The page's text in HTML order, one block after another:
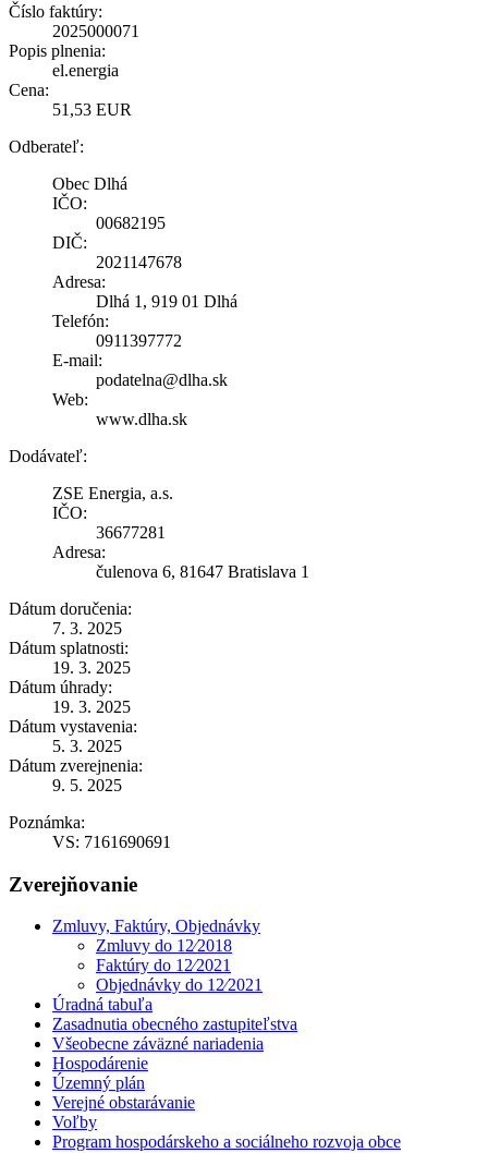
Číslo faktúry:
2025000071
Popis plnenia:
el.energia
Cena:
51,53 EUR
Odberateľ:
Obec Dlhá
IČO:
00682195
DIČ:
2021147678
Adresa:
Dlhá 1, 919 01 Dlhá
Telefón:
0911397772
E-mail:
podatelna@dlha.sk
Web:
www.dlha.sk
Dodávateľ:
ZSE Energia, a.s.
IČO:
36677281
Adresa:
čulenova 6, 81647 Bratislava 1
Dátum doručenia:
7. 3. 2025
Dátum splatnosti:
19. 3. 2025
Dátum úhrady:
19. 3. 2025
Dátum vystavenia:
5. 3. 2025
Dátum zverejnenia:
9. 5. 2025
Poznámka:
VS: 7161690691
Zverejňovanie
Zmluvy, Faktúry, Objednávky
Zmluvy do 12⁄2018
Faktúry do 12⁄2021
Objednávky do 12⁄2021
Úradná tabuľa
Zasadnutia obecného zastupiteľstva
Všeobecne záväzné nariadenia
Hospodárenie
Územný plán
Verejné obstarávanie
Voľby
Program hospodárskeho a sociálneho rozvoja obce